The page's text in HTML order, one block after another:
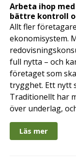
Arbeta ihop
bättre kontroll
Allt fler
ekonomisystem.
full nytta – och
företaget som
trygghet. Ett nytt
Traditionellt har
över underlag,
Läs mer